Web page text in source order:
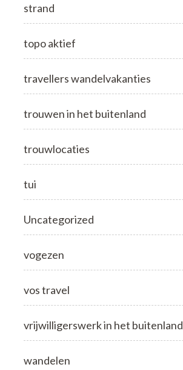
strand
topo aktief
travellers wandelvakanties
trouwen in het buitenland
trouwlocaties
tui
Uncategorized
vogezen
vos travel
vrijwilligerswerk in het buitenland
wandelen